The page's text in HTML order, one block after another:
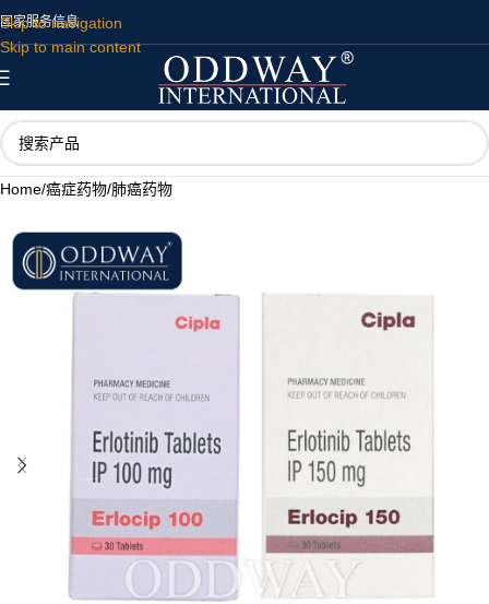
Skip to navigation
Skip to main content
国家服务信息
Home/癌症药物/肺癌药物